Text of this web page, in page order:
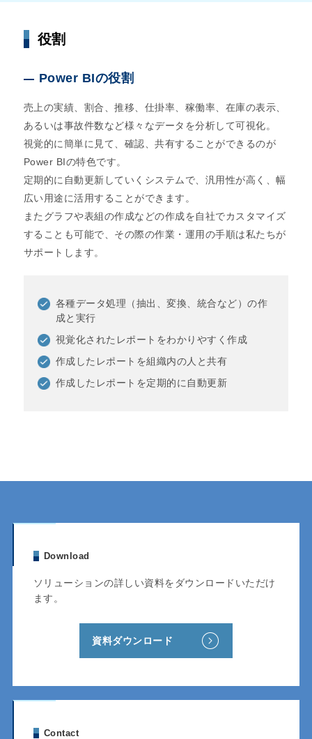
役割
Power BIの役割
売上の実績、割合、推移、仕掛率、稼働率、在庫の表示、
あるいは事故件数など様々なデータを分析して可視化。
視覚的に簡単に見て、確認、共有することができるのが
Power BIの特色です。
定期的に自動更新していくシステムで、汎用性が高く、幅
広い用途に活用することができます。
またグラフや表組の作成などの作成を自社でカスタマイズ
することも可能で、その際の作業・運用の手順は私たちが
サポートします。
各種データ処理（抽出、変換、統合など）の作
成と実行
視覚化されたレポートをわかりやすく作成
作成したレポートを組織内の人と共有
作成したレポートを定期的に自動更新
Download
ソリューションの詳しい資料をダウンロードいただけ
ます。
資料ダウンロード
Contact